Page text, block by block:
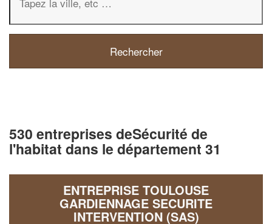
530 entreprises deSécurité de
l'habitat dans le département 31
ENTREPRISE TOULOUSE
GARDIENNAGE SECURITE
INTERVENTION (SAS)